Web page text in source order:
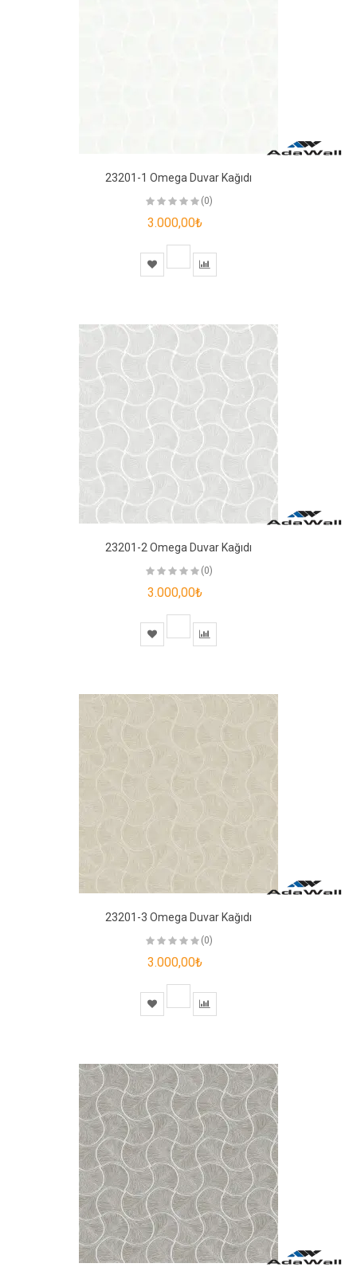
23201-1 Omega Duvar Kağıdı
(0)
3.000,00₺
23201-2 Omega Duvar Kağıdı
(0)
3.000,00₺
23201-3 Omega Duvar Kağıdı
(0)
3.000,00₺